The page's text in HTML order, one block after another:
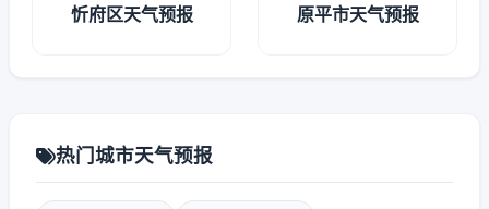
忻府区天气预报 原平市天气预报
热门城市天气预报